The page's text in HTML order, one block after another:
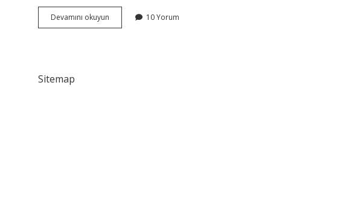
Devamını okuyun
Kaça
10 Yorum
Sitemap